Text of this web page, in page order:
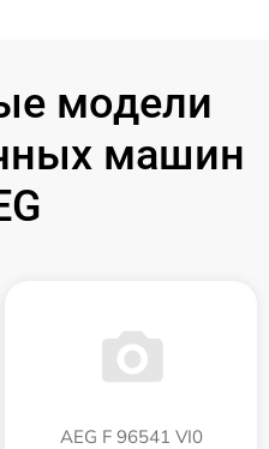
модели
машин
AEG F 96541 VI0